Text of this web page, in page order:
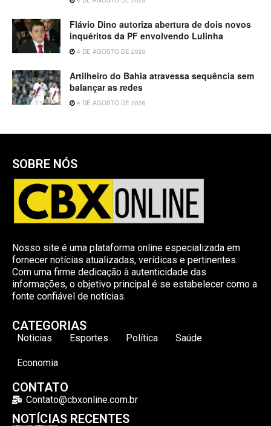
Flávio Dino autoriza abertura de dois novos
inquéritos da PF envolvendo Lulinha
4 DE AGOSTO DE 2026
Artilheiro do Bahia atravessa sequência sem
balançar as redes
4 DE AGOSTO DE 2026
SOBRE NÓS
Nosso site é uma plataforma online especializada em
fornecer notícias atualizadas, verídicas e pertinentes.
Com uma firme dedicação à autenticidade das
informações, o objetivo principal é se estabelecer como a
fonte confiável de notícias.
CATEGORIAS
Noticias Esportes Política Saúde
Economia
CONTATO
Contato@cbxonline.com.br
NOTÍCIAS RECENTES